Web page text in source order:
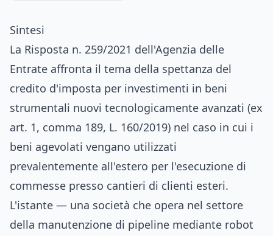
Sintesi
La Risposta n. 259/2021 dell'Agenzia delle
Entrate affronta il tema della spettanza del
credito d'imposta per investimenti in beni
strumentali nuovi tecnologicamente avanzati (ex
art. 1, comma 189, L. 160/2019) nel caso in cui i
beni agevolati vengano utilizzati
prevalentemente all'estero per l'esecuzione di
commesse presso cantieri di clienti esteri.
L'istante — una società che opera nel settore
della manutenzione di pipeline mediante robot